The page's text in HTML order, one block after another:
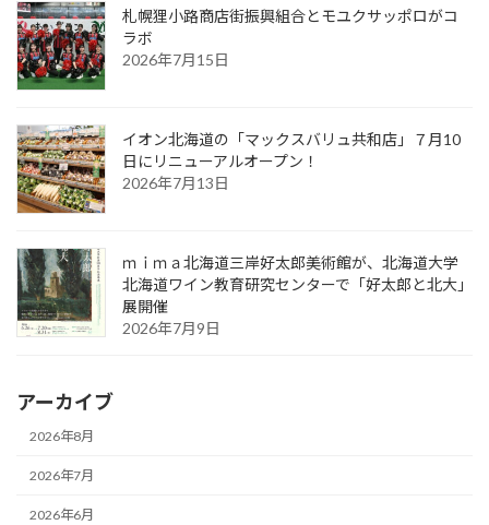
札幌狸小路商店街振興組合とモユクサッポロがコ
ラボ
2026年7月15日
イオン北海道の「マックスバリュ共和店」７月10
日にリニューアルオープン！
2026年7月13日
ｍｉｍａ北海道三岸好太郎美術館が、北海道大学
北海道ワイン教育研究センターで「好太郎と北大」
展開催
2026年7月9日
アーカイブ
2026年8月
2026年7月
2026年6月